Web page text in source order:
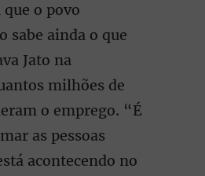
o povo
sabe ainda o que
Jato na
milhões de
o emprego. “É
as pessoas
acontecendo no